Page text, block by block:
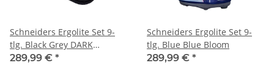
Schneiders Ergolite Set 9-
tlg. Black Grey DARK
HUNTER
289,99 € *
Schneiders Ergolite Set 9-
tlg. Blue Blue Bloom
289,99 € *